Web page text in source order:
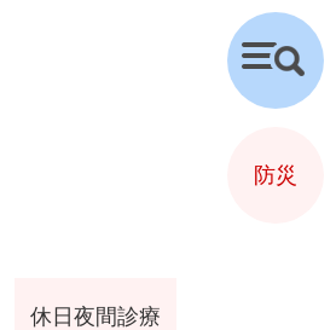
休日夜間診療
検
索
防災